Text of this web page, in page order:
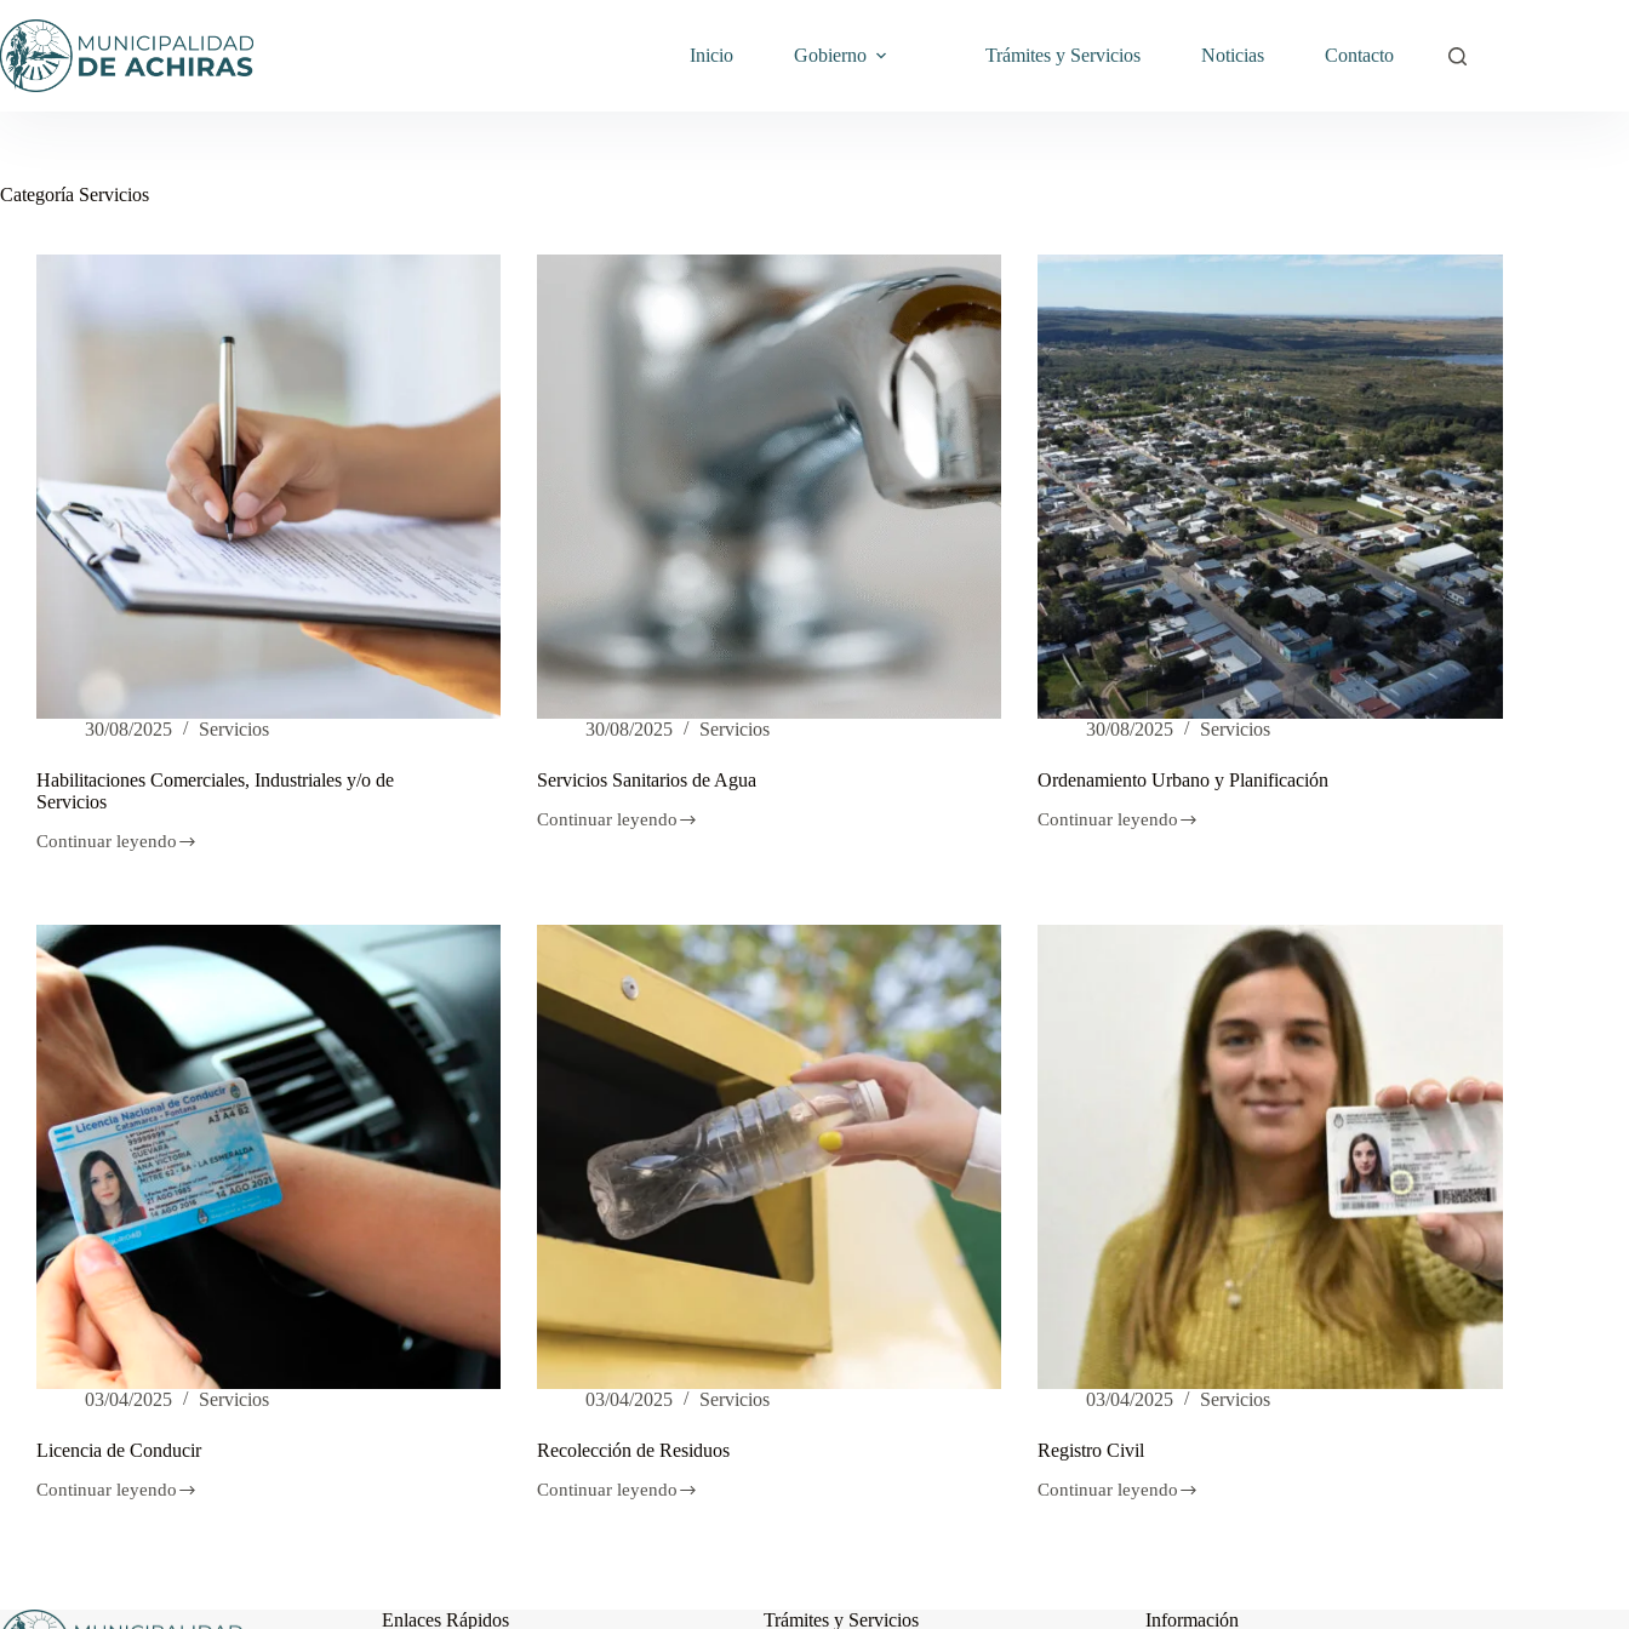
al
contenido
Inicio Gobierno Trámites y Servicios Noticias Contacto
Categoría Servicios
30/08/2025 Servicios
Habilitaciones Comerciales, Industriales y/o de
Servicios
Continuar leyendo
Habilitaciones
de
Servicios
30/08/2025 Servicios
Servicios Sanitarios de Agua
Continuar leyendo
Servicios
30/08/2025 Servicios
Ordenamiento Urbano y Planificación
Continuar leyendo
Ordenamiento
03/04/2025 Servicios
Licencia de Conducir
Continuar leyendo
Licencia
03/04/2025 Servicios
Recolección de Residuos
Continuar leyendo
Recolección
03/04/2025 Servicios
Registro Civil
Continuar leyendo
Registro
Enlaces Rápidos Trámites y Servicios Información